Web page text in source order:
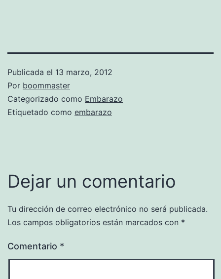
Publicada el 13 marzo, 2012
Por boommaster
Categorizado como Embarazo
Etiquetado como embarazo
Dejar un comentario
Tu dirección de correo electrónico no será publicada.
Los campos obligatorios están marcados con *
Comentario *